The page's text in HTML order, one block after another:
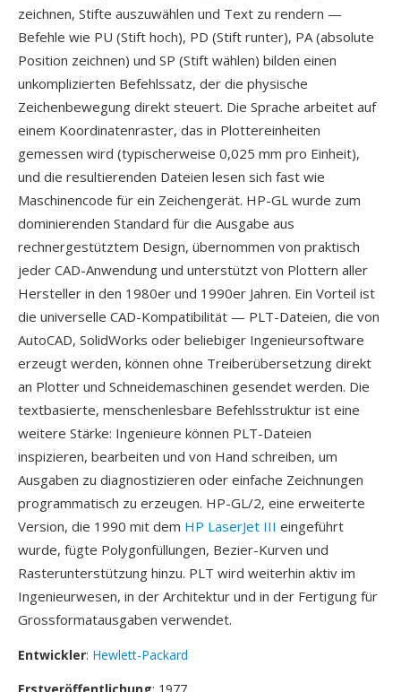
zeichnen, Stifte auszuwählen und Text zu rendern —
Befehle wie PU (Stift hoch), PD (Stift runter), PA (absolute
Position zeichnen) und SP (Stift wählen) bilden einen
unkomplizierten Befehlssatz, der die physische
Zeichenbewegung direkt steuert. Die Sprache arbeitet auf
einem Koordinatenraster, das in Plottereinheiten
gemessen wird (typischerweise 0,025 mm pro Einheit),
und die resultierenden Dateien lesen sich fast wie
Maschinencode für ein Zeichengerät. HP-GL wurde zum
dominierenden Standard für die Ausgabe aus
rechnergestütztem Design, übernommen von praktisch
jeder CAD-Anwendung und unterstützt von Plottern aller
Hersteller in den 1980er und 1990er Jahren. Ein Vorteil ist
die universelle CAD-Kompatibilität — PLT-Dateien, die von
AutoCAD, SolidWorks oder beliebiger Ingenieursoftware
erzeugt werden, können ohne Treiberübersetzung direkt
an Plotter und Schneidemaschinen gesendet werden. Die
textbasierte, menschenlesbare Befehlsstruktur ist eine
weitere Stärke: Ingenieure können PLT-Dateien
inspizieren, bearbeiten und von Hand schreiben, um
Ausgaben zu diagnostizieren oder einfache Zeichnungen
programmatisch zu erzeugen. HP-GL/2, eine erweiterte
Version, die 1990 mit dem HP LaserJet III eingeführt
wurde, fügte Polygonfüllungen, Bezier-Kurven und
Rasterunterstützung hinzu. PLT wird weiterhin aktiv im
Ingenieurwesen, in der Architektur und in der Fertigung für
Grossformatausgaben verwendet.
Entwickler: Hewlett-Packard